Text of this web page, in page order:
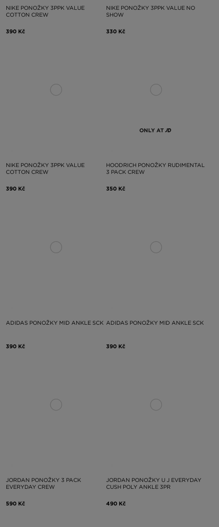
NIKE PONOŽKY 3PPK VALUE
COTTON CREW
390 Kč
NIKE PONOŽKY 3PPK VALUE NO
SHOW
330 Kč
NIKE PONOŽKY 3PPK VALUE
COTTON CREW
390 Kč
ONLY AT
HOODRICH PONOŽKY RUDIMENTAL
3 PACK CREW
350 Kč
ADIDAS PONOŽKY MID ANKLE SCK
390 Kč
ADIDAS PONOŽKY MID ANKLE SCK
390 Kč
JORDAN PONOŽKY 3 PACK
EVERYDAY CREW
590 Kč
JORDAN PONOŽKY U J EVERYDAY
CUSH POLY ANKLE 3PR
490 Kč